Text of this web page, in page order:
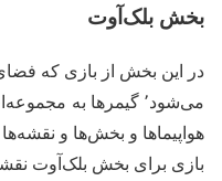
بخش بلک‌آوت
در این بخش از بازی که
می‌شود٬ گیمرها به
هواپیماها و بخش‌ها و
بازی برای بخش بلک‌آوت